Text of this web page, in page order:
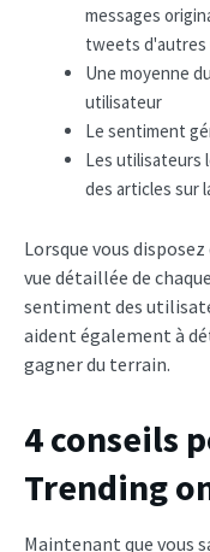
messages
tweets d'autres
Une moyenne
utilisateur
Le sentiment
Les utilisateurs
des articles sur
Lorsque vous
vue détaillée de
sentiment des
aident également à
gagner du terrain.
4 conseils
Trending
Maintenant que vous